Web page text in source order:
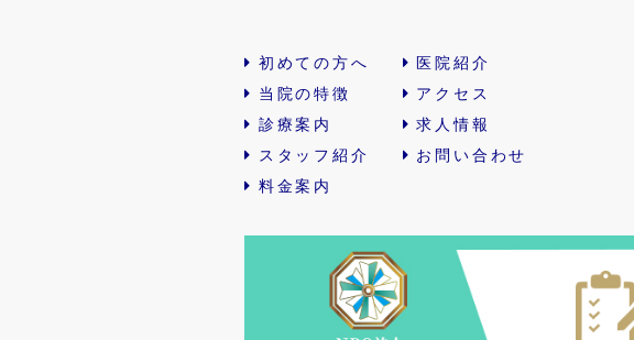
初めての方へ
当院の特徴
診療案内
スタッフ紹介
料金案内
医院紹介
アクセス
求人情報
お問い合わせ